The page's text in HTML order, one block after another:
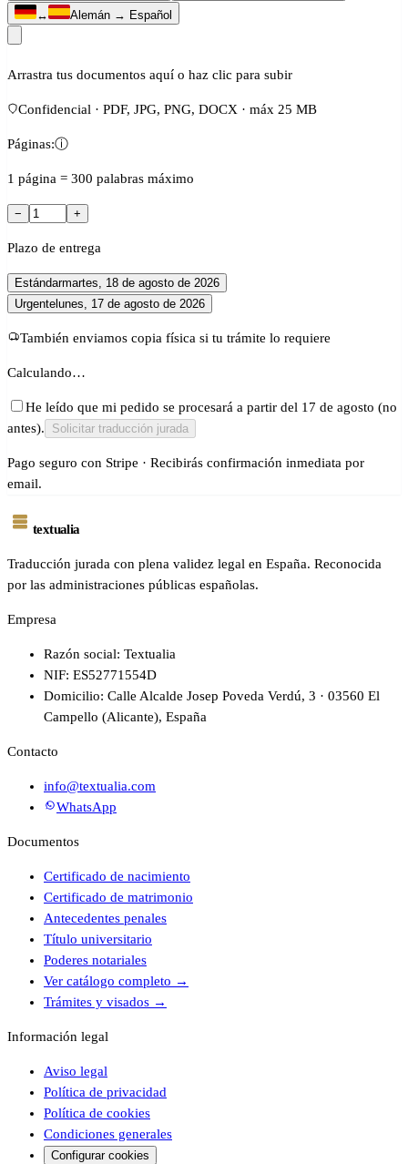
↔
Alemán → Español
Arrastra tus documentos aquí o haz clic para subir
Confidencial · PDF, JPG, PNG, DOCX · máx 25 MB
Páginas:ⓘ
1 página = 300 palabras máximo
− +
Plazo de entrega
Estándarmartes, 18 de agosto de 2026
Urgente lunes, 17 de agosto de 2026
También enviamos copia física si tu trámite lo requiere
Calculando…
He leído que mi pedido se procesará a partir del 17 de agosto (no
antes).
Solicitar traducción jurada
Pago seguro con Stripe · Recibirás confirmación inmediata por
email.
textualia
Traducción jurada con plena validez legal en España. Reconocida
por las administraciones públicas españolas.
Empresa
Razón social: Textualia
NIF: ES52771554D
Domicilio: Calle Alcalde Josep Poveda Verdú, 3 · 03560 El
Campello (Alicante), España
Contacto
info@textualia.com
WhatsApp
Documentos
Certificado de nacimiento
Certificado de matrimonio
Antecedentes penales
Título universitario
Poderes notariales
Ver catálogo completo →
Trámites y visados →
Información legal
Aviso legal
Política de privacidad
Política de cookies
Condiciones generales
Configurar cookies